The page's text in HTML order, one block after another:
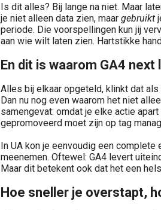
Is dit alles? Bij lange na niet. Maar
je niet alleen data zien, maar gebruikt
periode. Die voorspellingen kun jij
aan wie wilt laten zien. Hartstikke
En dit is waarom GA4 next
Alles bij elkaar opgeteld, klinkt dat
Dan nu nog even waarom het niet
samengevat: omdat je elke actie
gepromoveerd moet zijn op tag
In UA kon je eenvoudig een
meenemen. Oftewel: GA4 levert
Maar dit betekent ook dat het een
Hoe sneller je overstapt,